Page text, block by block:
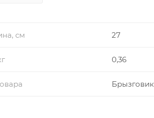
см 27
0,36
Брызговик